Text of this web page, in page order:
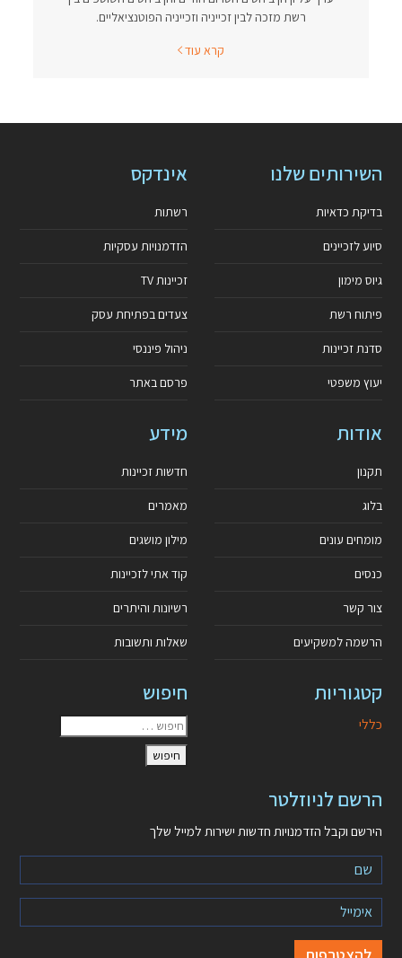
רשת מזכה לבין זכייניה וזכייניה הפוטנציאליים.
קרא עוד
השירותים שלנו
בדיקת כדאיות
סיוע לזכיינים
גיוס מימון
פיתוח רשת
סדנת זכיינות
יעוץ משפטי
אינדקס
רשתות
הזדמנויות עסקיות
זכיינות TV
צעדים בפתיחת עסק
ניהול פיננסי
פרסם באתר
אודות
תקנון
בלוג
מומחים עונים
כנסים
צור קשר
הרשמה למשקיעים
מידע
חדשות זכיינות
מאמרים
מילון מושגים
קוד אתי לזכיינות
רשיונות והיתרים
שאלות ותשובות
קטגוריות
כללי
חיפוש
הרשם לניוזלטר
הירשם וקבל הזדמנויות חדשות ישירות למייל שלך